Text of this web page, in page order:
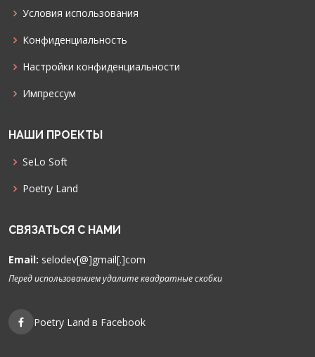
Условия использования
Конфиденциальность
Настройки конфиденциальности
Импрессум
НАШИ ПРОЕКТЫ
SeLo Soft
Poetry Land
СВЯЗАТЬСЯ С НАМИ
Email: selodev[@]gmail[.]com
Перед использованием удалите квадратные скобки
Poetry Land в Facebook